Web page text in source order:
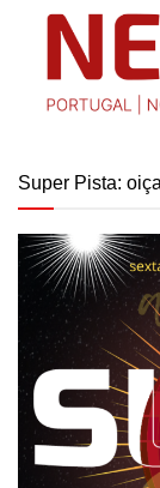
Super Pista: